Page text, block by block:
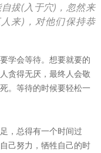
拔(入于穴)，忽然来
来)，对他们保持恭
学会等待。想要就要的
贪得无厌，最终人会敬
。等待的时候要轻松一
，总得有一个时间过
己努力，牺牲自己的时